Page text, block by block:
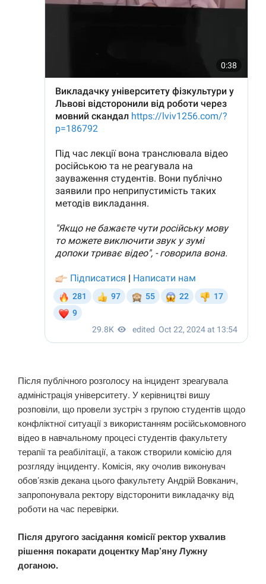
Після публічного розголосу на інцидент зреагувала
адміністрація університету. У керівництві вишу
розповіли, що провели зустріч з групою студентів щодо
конфліктної ситуації з використанням російськомовного
відео в навчальному процесі студентів факультету
терапії та реабілітації, а також створили комісію для
розгляду інциденту. Комісія, яку очолив виконувач
обов’язків декана цього факультету Андрій Вовканич,
запропонувала ректору відсторонити викладачку від
роботи на час перевірки.
Після другого засідання комісії ректор ухвалив
рішення покарати доцентку Мар’яну Лужну
доганою.